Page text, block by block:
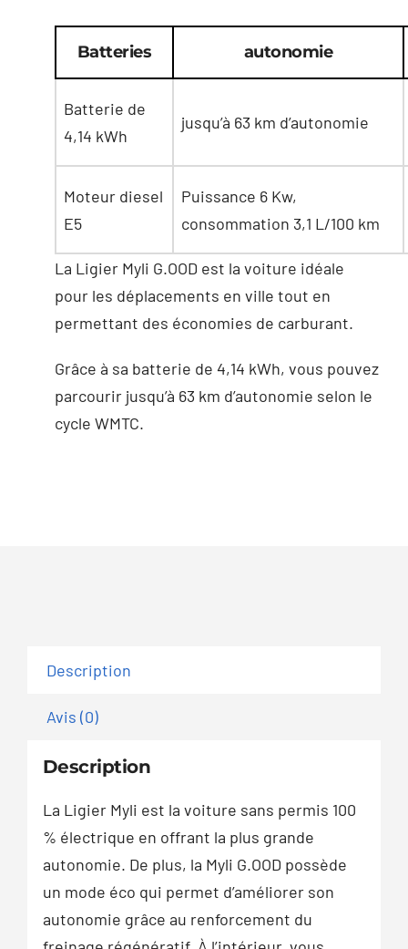
Batteries autonomie
Batterie de
4,14 kWh
jusqu’à 63 km d’autonomie
Moteur diesel
E5
Puissance 6 Kw,
consommation 3,1 L/100 km
La Ligier Myli G.OOD est la voiture idéale
pour les déplacements en ville tout en
permettant des économies de carburant.
Grâce à sa batterie de 4,14 kWh, vous pouvez
parcourir jusqu’à 63 km d’autonomie selon le
cycle WMTC.
Description
Avis (0)
Description
La Ligier Myli est la voiture sans permis 100
% électrique en offrant la plus grande
autonomie. De plus, la Myli G.OOD possède
un mode éco qui permet d’améliorer son
autonomie grâce au renforcement du